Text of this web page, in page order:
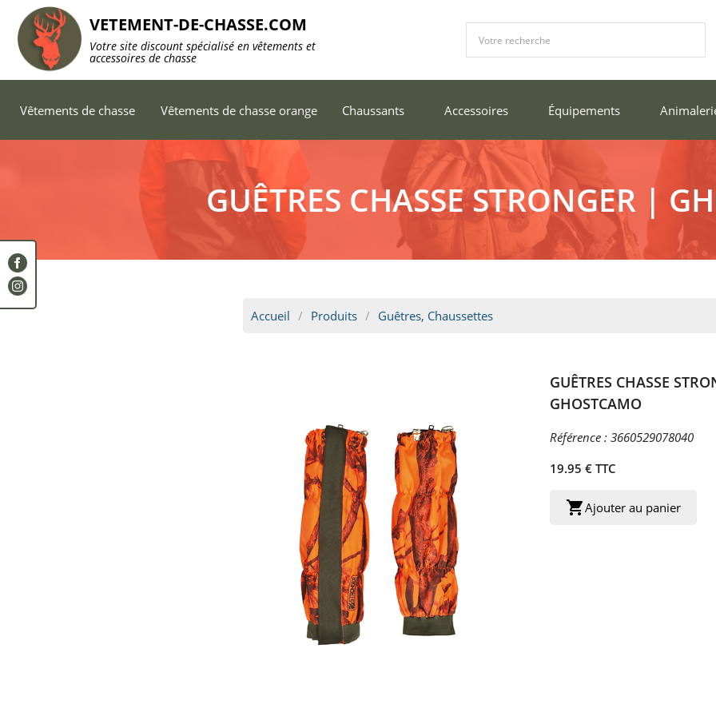
VETEMENT-DE-CHASSE.COM
Votre site discount spécialisé en vêtements et
accessoires de chasse
Vêtements de chasse Vêtements de chasse orange Chaussants Accessoires Équipements
GUÊTRES CHASSE STRONGER |
Accueil Produits Guêtres, Chaussettes
GUÊTRES CHASSE
GHOSTCAMO
Référence : 3660529078040
19.95 € TTC
shopping_cartAjouter au panier